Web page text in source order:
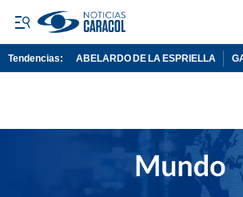
Tendencias: ABELARDO DE LA ESPRIELLA